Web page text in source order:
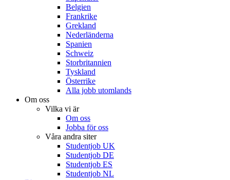
Belgien
Frankrike
Grekland
Nederländerna
Spanien
Schweiz
Storbritannien
Tyskland
Österrike
Alla jobb utomlands
Om oss
Vilka vi är
Om oss
Jobba för oss
Våra andra siter
Studentjob UK
Studentjob DE
Studentjob ES
Studentjob NL